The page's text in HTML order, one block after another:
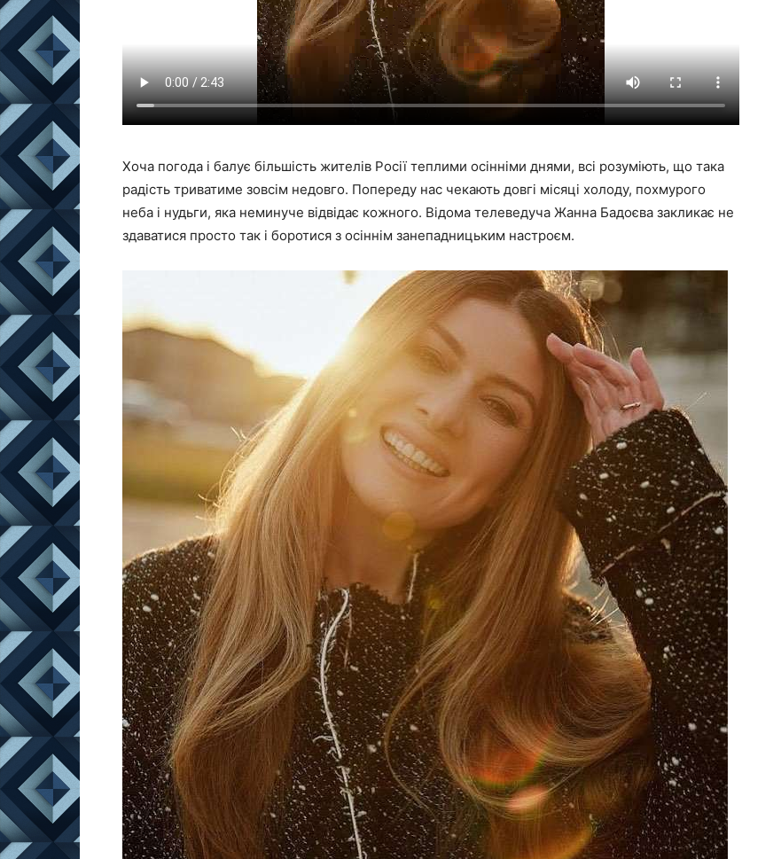
Хоча погода і балує більшість жителів Росії теплими осінніми днями, всі розуміють, що така
радість триватиме зовсім недовго. Попереду нас чекають довгі місяці холоду, похмурого
неба і нудьги, яка неминуче відвідає кожного. Відома телеведуча Жанна Бадоєва закликає не
здаватися просто так і боротися з осіннім занепадницьким настроєм.